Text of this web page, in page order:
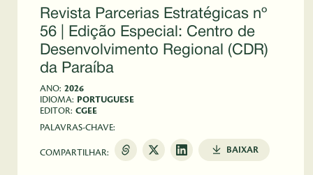
Revista Parcerias Estratégicas nº
56 | Edição Especial: Centro de
Desenvolvimento Regional (CDR)
da Paraíba
ANO: 2026
IDIOMA: PORTUGUESE
EDITOR: CGEE
PALAVRAS-CHAVE:
COMPARTILHAR: BAIXAR